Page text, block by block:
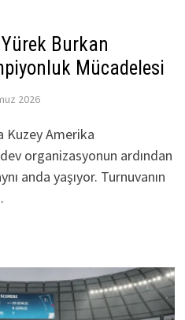
Burkan
Mücadelesi
2026
Kuzey Amerika
organizasyonun ardından
anda yaşıyor. Turnuvanın